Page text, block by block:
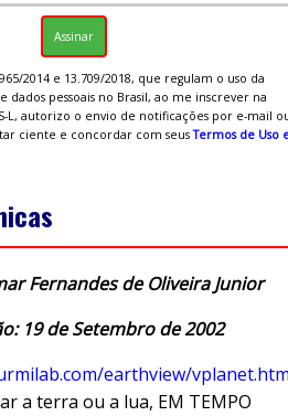
2014 e 13.709/2018, que regulam o uso da
pessoais no Brasil, ao me inscrever na
L, autorizo o envio de notificações por e-mail
ciente e concordar com seusTermos de Uso
Fernandes de Oliveira Junior
19 de Setembro de 2002
earthview/
a terra ou a lua, EM TEMPO